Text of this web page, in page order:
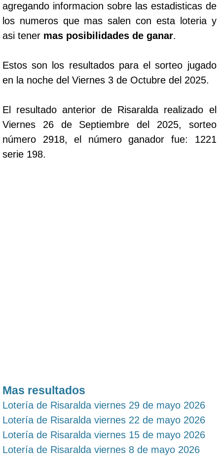
agregando informacion sobre las estadisticas de
los numeros que mas salen con esta loteria y
asi tener mas posibilidades de ganar.
Estos son los resultados para el sorteo jugado
en la noche del Viernes 3 de Octubre del 2025.
El resultado anterior de Risaralda realizado el
Viernes 26 de Septiembre del 2025, sorteo
número 2918, el número ganador fue: 1221
serie 198.
Mas resultados
Lotería de Risaralda viernes 29 de mayo 2026
Lotería de Risaralda viernes 22 de mayo 2026
Lotería de Risaralda viernes 15 de mayo 2026
Lotería de Risaralda viernes 8 de mayo 2026